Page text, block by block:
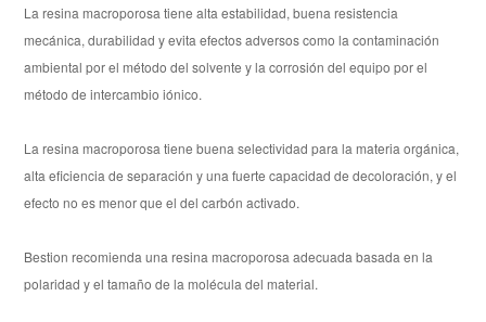
La resina macroporosa tiene alta estabilidad, buena resistencia
mecánica, durabilidad y evita efectos adversos como la contaminación
ambiental por el método del solvente y la corrosión del equipo por el
método de intercambio iónico.
La resina macroporosa tiene buena selectividad para la materia orgánica,
alta eficiencia de separación y una fuerte capacidad de decoloración, y el
efecto no es menor que el del carbón activado.
Bestion recomienda una resina macroporosa adecuada basada en la
polaridad y el tamaño de la molécula del material.